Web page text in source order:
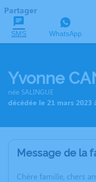
Partager
SMS WhatsApp
Yvonne
née SALINGUE
décédée le 21 mars 2023
Message de la
Chère famille, chers